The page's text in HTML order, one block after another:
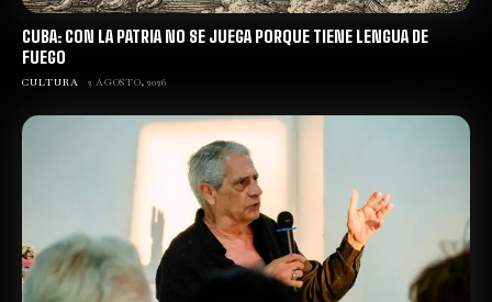
CUBA: CON LA PATRIA NO SE JUEGA PORQUE TIENE LENGUA DE
FUEGO
CULTURA 2 AGOSTO, 2026